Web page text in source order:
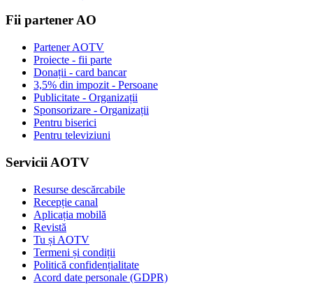
Fii partener AO
Partener AOTV
Proiecte - fii parte
Donații - card bancar
3,5% din impozit - Persoane
Publicitate - Organizații
Sponsorizare - Organizații
Pentru biserici
Pentru televiziuni
Servicii AOTV
Resurse descărcabile
Recepție canal
Aplicația mobilă
Revistă
Tu și AOTV
Termeni și condiții
Politică confidențialitate
Acord date personale (GDPR)